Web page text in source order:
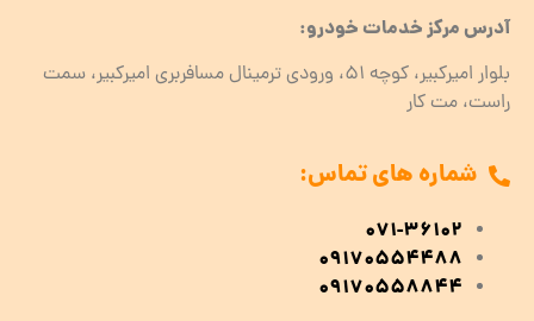
آدرس مرکز خدمات خودرو:
بلوار امیرکبیر، کوچه 51، ورودی ترمینال مسافربری امیرکبیر، سمت
راست، مت کار
شماره های تماس:
071-36102
09170554488
09170558844